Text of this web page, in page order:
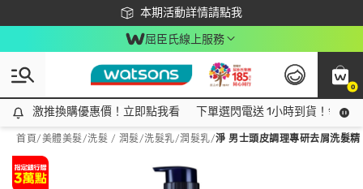
本期活動詳情請點我
下載app最高回饋$350
屈臣氏線上服務
0
激推換購優惠價！立即點我看
激推換購優惠價！立即點我看 下單選閃電送 1小時到貨！領神
首頁/美體美髮/洗髮 / 潤髮/洗髮乳/潤髮乳/淨 男士頭皮調理專研去屑洗髮